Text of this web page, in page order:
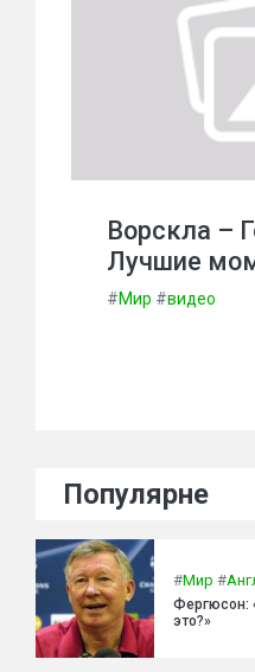
Ворскла –
Лучшие
#Мир #видео
Популярне
#Мир #
Фергюсон:
это?»